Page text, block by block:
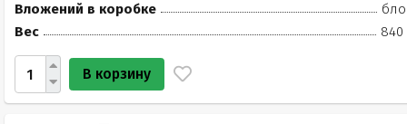
Вложений в коробке
Вес
840
В корзину